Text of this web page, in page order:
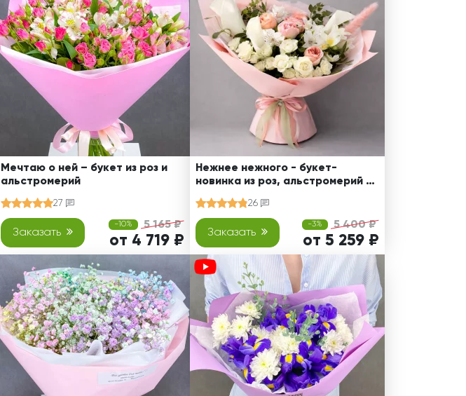
Мечтаю о ней – букет из роз и
альстромерий
27
Заказать
-10% 5 165 ₽
от 4 719 ₽
Нежнее нежного - букет-
новинка из роз, альстромерий и
26
Заказать
-3% 5 400 ₽
от 5 259 ₽